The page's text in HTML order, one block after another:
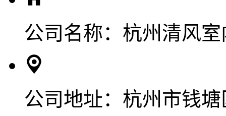
公司名称： 杭州清风
公司地址： 杭州市钱